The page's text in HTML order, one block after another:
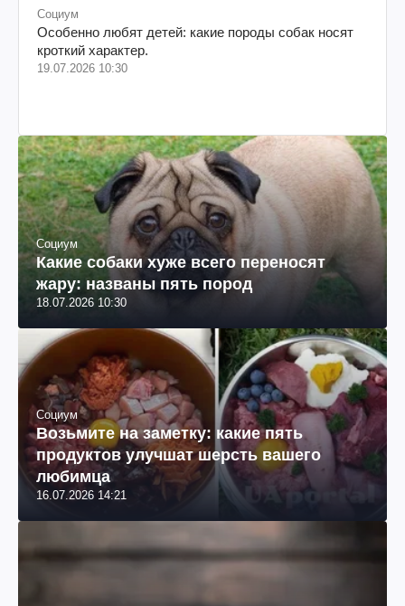
Социум
Особенно любят детей: какие породы собак носят
кроткий характер.
19.07.2026 10:30
Социум
Какие собаки хуже всего переносят
жару: названы пять пород
18.07.2026 10:30
Социум
Возьмите на заметку: какие пять
продуктов улучшат шерсть вашего
любимца
16.07.2026 14:21